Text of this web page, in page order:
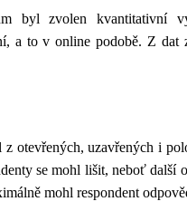
byl zvolen kvantitativní
a to v online podobě. Z
z otevřených, uzavřených i
se mohl lišit, neboť další
mohl respondent